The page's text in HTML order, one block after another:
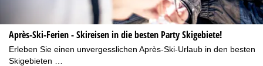
Après-Ski-Ferien - Skireisen in die besten Party Skigebiete!
Erleben Sie einen unvergesslichen Après-Ski-Urlaub in den besten
Skigebieten …